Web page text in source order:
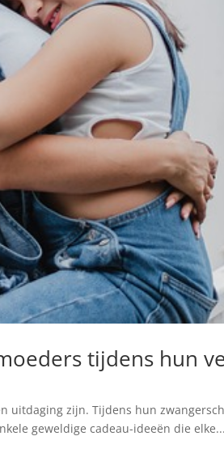
tijdens hun
uitdaging zijn. Tijdens hun
geweldige cadeau-ideeën die